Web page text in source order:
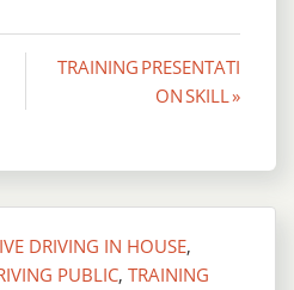
TRAINING PRESENTATI
ON SKILL »
DRIVING IN HOUSE,
PUBLIC, TRAINING